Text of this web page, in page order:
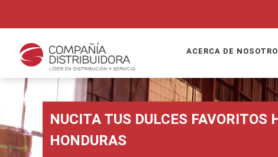
ACERCA DE
NUCITA TUS DULCES FAVORITOS
HONDURAS